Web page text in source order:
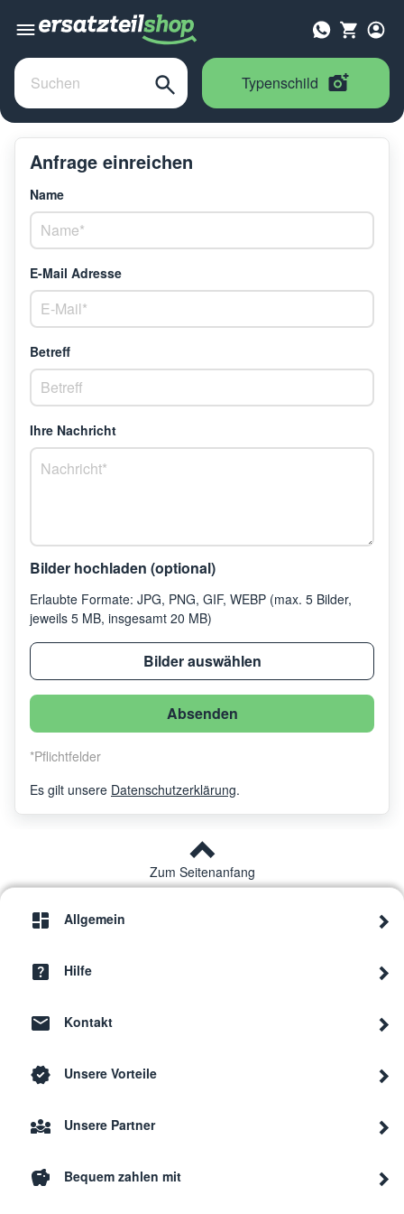
Typenschild
Anfrage einreichen
Name
E-Mail Adresse
Betreff
Ihre Nachricht
Bilder hochladen (optional)
Erlaubte Formate: JPG, PNG, GIF, WEBP (max. 5 Bilder,
jeweils 5 MB, insgesamt 20 MB)
Bilder auswählen
Absenden
*Pflichtfelder
Es gilt unsere Datenschutzerklärung.
Zum Seitenanfang
Allgemein
Hilfe
Kontakt
Unsere Vorteile
Unsere Partner
Bequem zahlen mit